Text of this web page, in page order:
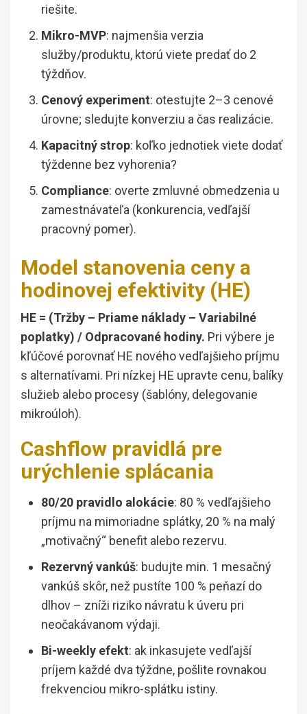
riešite.
Mikro-MVP: najmenšia verzia
služby/produktu, ktorú viete predať do 2
týždňov.
Cenový experiment: otestujte 2–3 cenové
úrovne; sledujte konverziu a čas realizácie.
Kapacitný strop: koľko jednotiek viete dodať
týždenne bez vyhorenia?
Compliance: overte zmluvné obmedzenia u
zamestnávateľa (konkurencia, vedľajší
pracovný pomer).
Model stanovenia ceny a
hodinovej efektivity (HE)
HE = (Tržby – Priame náklady – Variabilné
poplatky) / Odpracované hodiny. Pri výbere je
kľúčové porovnať HE nového vedľajšieho príjmu
s alternatívami. Pri nízkej HE upravte cenu, balíky
služieb alebo procesy (šablóny, delegovanie
mikroúloh).
Cashflow pravidlá pre
urýchlenie splácania
80/20 pravidlo alokácie: 80 % vedľajšieho
príjmu na mimoriadne splátky, 20 % na malý
„motivačný“ benefit alebo rezervu.
Rezervný vankúš: budujte min. 1 mesačný
vankúš skôr, než pustíte 100 % peňazí do
dlhov – zníži riziko návratu k úveru pri
neočakávanom výdaji.
Bi-weekly efekt: ak inkasujete vedľajší
príjem každé dva týždne, pošlite rovnakou
frekvenciou mikro-splátku istiny.